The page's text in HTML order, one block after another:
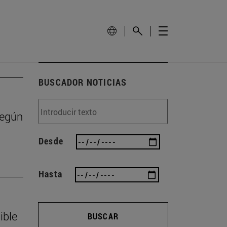
BUSCADOR NOTICIAS
Desde
Hasta
BUSCAR